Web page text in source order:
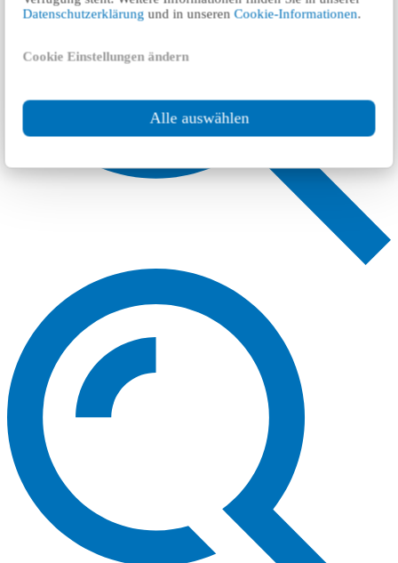
Datenschutzerklärung und in unserenCookie-Informationen.
Cookie Einstellungen ändern
Alle auswählen